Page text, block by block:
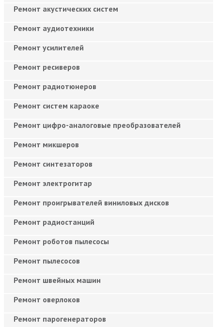
Ремонт акустических систем
Ремонт аудиотехники
Ремонт усилителей
Ремонт ресиверов
Ремонт радиотюнеров
Ремонт систем караоке
Ремонт цифро-аналоговые преобразователей
Ремонт микшеров
Ремонт синтезаторов
Ремонт электрогитар
Ремонт проигрывателей виниловых дисков
Ремонт радиостанций
Ремонт роботов пылесосы
Ремонт пылесосов
Ремонт швейных машин
Ремонт оверлоков
Ремонт парогенераторов